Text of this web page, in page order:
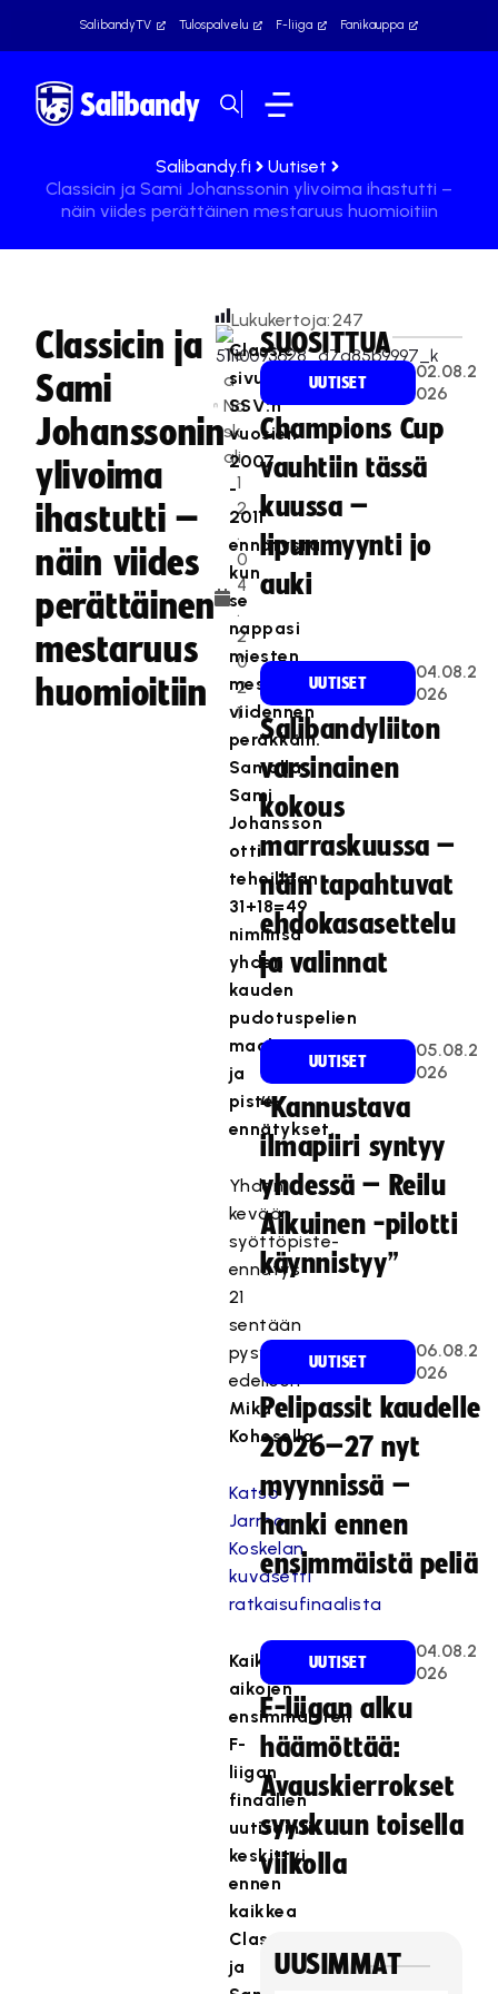
SalibandyTV Tulospalvelu F-liiga Fanikauppa
Salibandy.fi
Uutiset
Classicin ja Sami Johanssonin ylivoima ihastutti –
näin viides perättäinen mestaruus huomioitiin
Classicin ja
Sami
Johanssonin
ylivoima
ihastutti –
näin viides
perättäinen
mestaruus
huomioitiin
Te
a
Na
sk
ali
1
2
.
0
4
.
2
0
2
1
Lukukertoja:247
Classic
sivusi
SSV:n
vuosien
2007
-
2011
ennätystä,
kun
se
nappasi
miesten
mestaruuden
viidennen
peräkkäin.
Samalla
Sami
Johansson
otti
tehoillaan
31+18=49
nimiinsä
yhden
kauden
pudotuspelien
maali-
ja
piste-
ennätykset.
Yhden
kevään
syöttöpiste-
ennätys
21
sentään
pysyi
edelleen
Mika
Kohosella.
Katso
Jarmo
Koskelan
kuvasetti
ratkaisufinaalista
Kaikkien
aikojen
ensimmäisten
F-
liigan
finaalien
uutisointi
keskittyi
ennen
kaikkea
Classicin
ja
SUOSITTUA
UUTISET
02.08.2
026
Champions Cup
vauhtiin tässä
kuussa –
lipunmyynti jo
auki
UUTISET
04.08.2
026
Salibandyliiton
varsinainen
kokous
marraskuussa –
näin tapahtuvat
ehdokasasettelu
ja valinnat
UUTISET
05.08.2
026
“Kannustava
ilmapiiri syntyy
yhdessä – Reilu
Aikuinen -pilotti
käynnistyy”
UUTISET
06.08.2
026
Pelipassit kaudelle
2026–27 nyt
myynnissä –
hanki ennen
ensimmäistä peliä
UUTISET
04.08.2
026
F-liigan alku
häämöttää:
Avauskierrokset
syyskuun toisella
viikolla
UUSIMMAT